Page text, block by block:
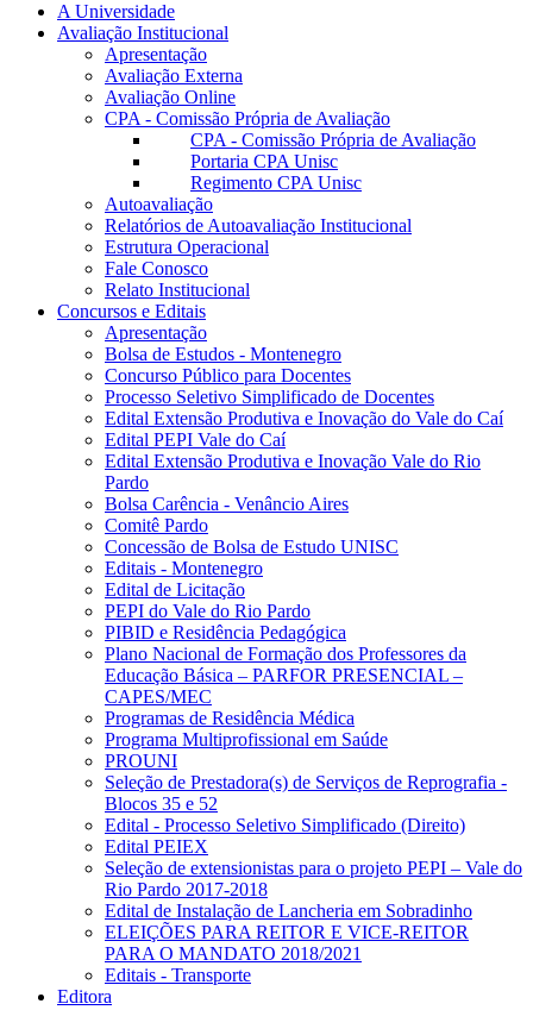
A Universidade
Avaliação Institucional
Apresentação
Avaliação Externa
Avaliação Online
CPA - Comissão Própria de Avaliação
CPA - Comissão Própria de Avaliação
Portaria CPA Unisc
Regimento CPA Unisc
Autoavaliação
Relatórios de Autoavaliação Institucional
Estrutura Operacional
Fale Conosco
Relato Institucional
Concursos e Editais
Apresentação
Bolsa de Estudos - Montenegro
Concurso Público para Docentes
Processo Seletivo Simplificado de Docentes
Edital Extensão Produtiva e Inovação do Vale do Caí
Edital PEPI Vale do Caí
Edital Extensão Produtiva e Inovação Vale do Rio
Pardo
Bolsa Carência - Venâncio Aires
Comitê Pardo
Concessão de Bolsa de Estudo UNISC
Editais - Montenegro
Edital de Licitação
PEPI do Vale do Rio Pardo
PIBID e Residência Pedagógica
Plano Nacional de Formação dos Professores da
Educação Básica – PARFOR PRESENCIAL –
CAPES/MEC
Programas de Residência Médica
Programa Multiprofissional em Saúde
PROUNI
Seleção de Prestadora(s) de Serviços de Reprografia -
Blocos 35 e 52
Edital - Processo Seletivo Simplificado (Direito)
Edital PEIEX
Seleção de extensionistas para o projeto PEPI – Vale do
Rio Pardo 2017-2018
Edital de Instalação de Lancheria em Sobradinho
ELEIÇÕES PARA REITOR E VICE-REITOR
PARA O MANDATO 2018/2021
Editais - Transporte
Editora